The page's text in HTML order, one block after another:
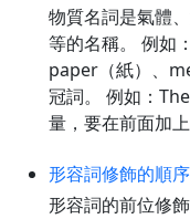
物質名詞是氣體
等的名稱。 例如
paper（紙）、
冠詞。 例如：
量，要在前面加
形容詞修飾的順序
形容詞的前位修